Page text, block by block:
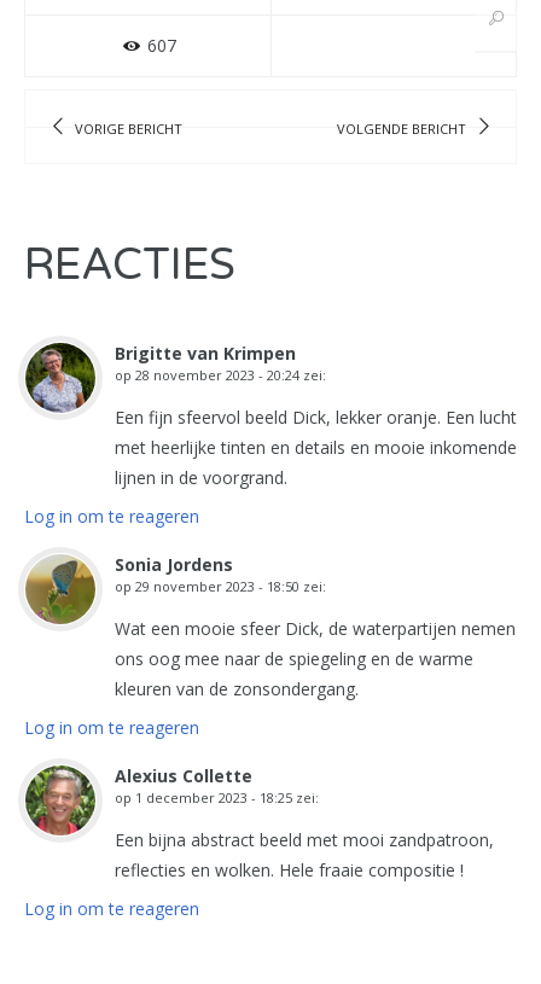
607
VORIGE BERICHT VOLGENDE BERICHT
REACTIES
Brigitte van Krimpen
op 28 november 2023 - 20:24 zei:
Een fijn sfeervol beeld Dick, lekker oranje. Een lucht
met heerlijke tinten en details en mooie inkomende
lijnen in de voorgrand.
Log in om te reageren
Sonia Jordens
op 29 november 2023 - 18:50 zei:
Wat een mooie sfeer Dick, de waterpartijen nemen
ons oog mee naar de spiegeling en de warme
kleuren van de zonsondergang.
Log in om te reageren
Alexius Collette
op 1 december 2023 - 18:25 zei:
Een bijna abstract beeld met mooi zandpatroon,
reflecties en wolken. Hele fraaie compositie !
Log in om te reageren